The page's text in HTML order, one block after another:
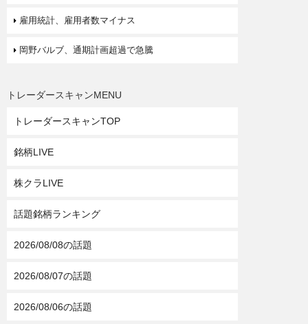
雇用統計、雇用者数マイナス
岡野バルブ、通期計画超過で急騰
トレーダースキャンMENU
トレーダースキャンTOP
銘柄LIVE
株クラLIVE
話題銘柄ランキング
2026/08/08の話題
2026/08/07の話題
2026/08/06の話題